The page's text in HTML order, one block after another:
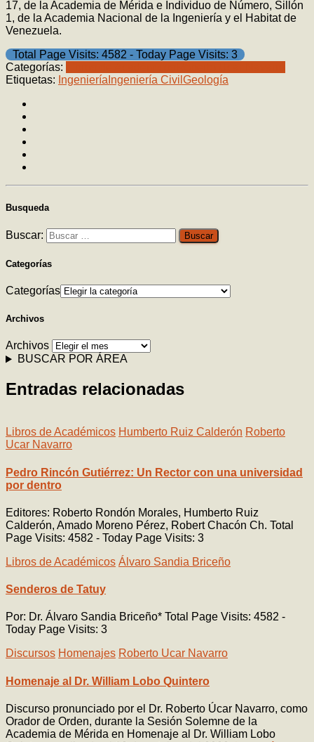
17, de la Academia de Mérida e Individuo de Número, Sillón
1, de la Academia Nacional de la Ingeniería y el Habitat de
Venezuela.
Total Page Visits: 4582 - Today Page Visits: 3
Categorías:
Etiquetas: Ingeniería Ingeniería Civil Geología
Busqueda
Buscar:
Categorías
Categorías
Archivos
Archivos
BUSCAR POR ÁREA
Entradas relacionadas
Libros de Académicos Humberto Ruiz Calderón Roberto
Ucar Navarro
Pedro Rincón Gutiérrez: Un Rector con una universidad
por dentro
Editores: Roberto Rondón Morales, Humberto Ruiz
Calderón, Amado Moreno Pérez, Robert Chacón Ch. Total
Page Visits: 4582 - Today Page Visits: 3
Libros de Académicos Álvaro Sandia Briceño
Senderos de Tatuy
Por: Dr. Álvaro Sandia Briceño* Total Page Visits: 4582 -
Today Page Visits: 3
Discursos Homenajes Roberto Ucar Navarro
Homenaje al Dr. William Lobo Quintero
Discurso pronunciado por el Dr. Roberto Úcar Navarro, como
Orador de Orden, durante la Sesión Solemne de la
Academia de Mérida en Homenaje al Dr. William Lobo